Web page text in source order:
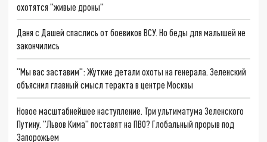
охотятся "живые дроны"
Даня с Дашей спаслись от боевиков ВСУ. Но беды для малышей не
закончились
"Мы вас заставим": Жуткие детали охоты на генерала. Зеленский
объяснил главный смысл теракта в центре Москвы
Новое масштабнейшее наступление. Три ультиматума Зеленского
Путину. "Львов Кима" поставят на ПВО? Глобальный прорыв под
Запорожьем